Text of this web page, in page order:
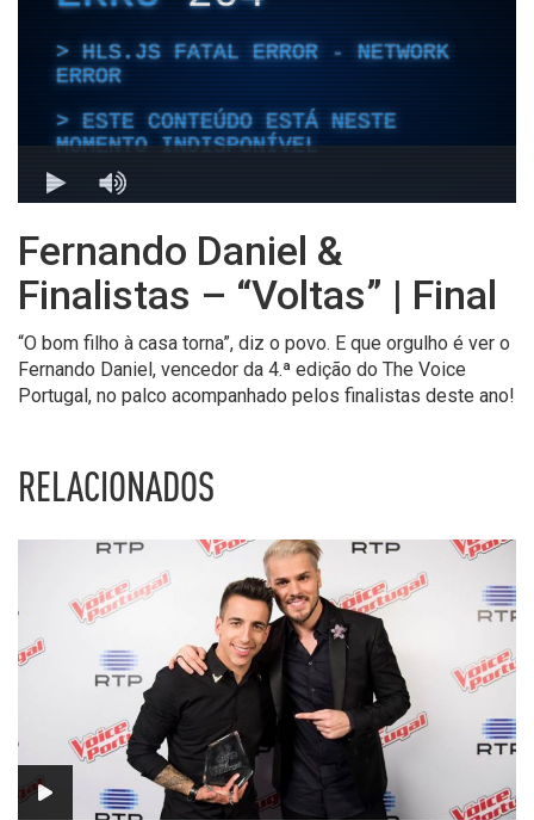
Fernando Daniel &
Finalistas – “Voltas” | Final
“O bom filho à casa torna”, diz o povo. E que orgulho é ver o
Fernando Daniel, vencedor da 4.ª edição do The Voice
Portugal, no palco acompanhado pelos finalistas deste ano!
RELACIONADOS